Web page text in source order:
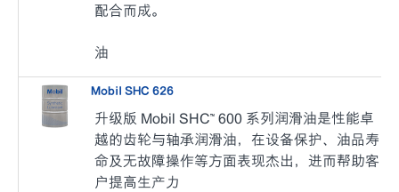
配合而成。
油
Mobil SHC 626
升级版 Mobil SHC™ 600 系列润滑油是性能卓
越的齿轮与轴承润滑油，在设备保护、油品寿
命及无故障操作等方面表现杰出，进而帮助客
户提高生产力